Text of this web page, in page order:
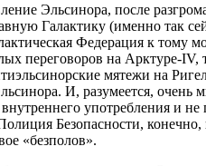
Эльсинора, после
Галактику (именно так
Федерация к тому
переговоров на Арктуре-
мятежи на
И, разумеется,
употребления
Безопасности,
«безполов».